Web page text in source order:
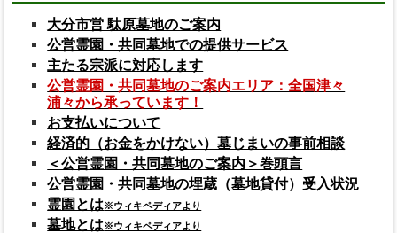
大分市営 駄原墓地のご案内
公営霊園・共同墓地での提供サービス
主たる宗派に対応します
公営霊園・共同墓地のご案内エリア：全国津々
浦々から承っています！
お支払いについて
経済的（お金をかけない）墓じまいの事前相談
＜公営霊園・共同墓地のご案内＞巻頭言
公営霊園・共同墓地の埋蔵（墓地貸付）受入状況
霊園とは※ウィキペディアより
墓地とは※ウィキペディアより